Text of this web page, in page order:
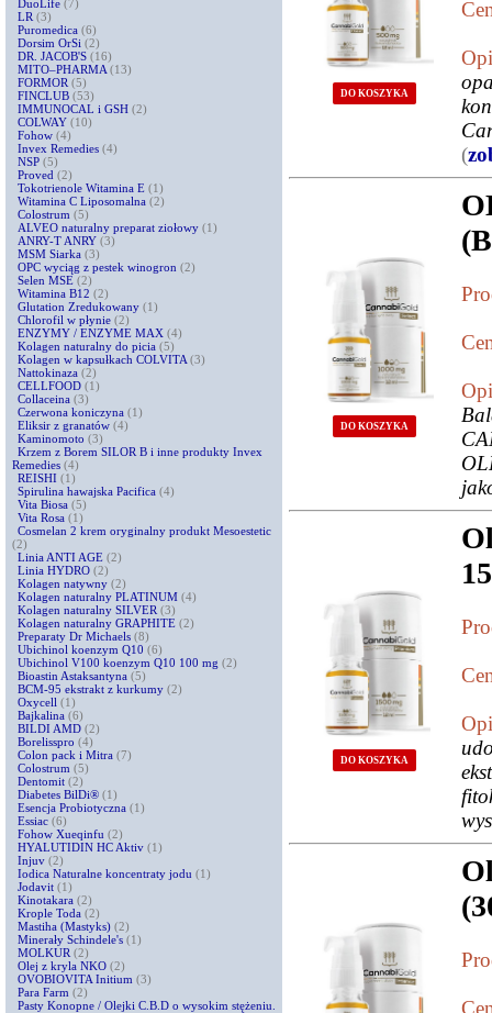
DuoLife (7)
LR (3)
Puromedica (6)
Dorsim OrSi (2)
DR. JACOB'S (16)
MITO–PHARMA (13)
FORMOR (5)
FINCLUB (53)
IMMUNOCAL i GSH (2)
COLWAY (10)
Fohow (4)
Invex Remedies (4)
NSP (5)
Proved (2)
Tokotrienole Witamina E (1)
Witamina C Liposomalna (2)
Colostrum (5)
ALVEO naturalny preparat ziołowy (1)
ANRY-T ANRY (3)
MSM Siarka (3)
OPC wyciąg z pestek winogron (2)
Selen MSE (2)
Witamina B12 (2)
Glutation Zredukowany (1)
Chlorofil w płynie (2)
ENZYMY / ENZYME MAX (4)
Kolagen naturalny do picia (5)
Kolagen w kapsułkach COLVITA (3)
Nattokinaza (2)
CELLFOOD (1)
Collaceina (3)
Czerwona koniczyna (1)
Eliksir z granatów (4)
Kaminomoto (3)
Krzem z Borem SILOR B i inne produkty Invex
Remedies (4)
REISHI (1)
Spirulina hawajska Pacifica (4)
Vita Biosa (5)
Vita Rosa (1)
Cosmelan 2 krem oryginalny produkt Mesoestetic
(2)
Linia ANTI AGE (2)
Linia HYDRO (2)
Kolagen natywny (2)
Kolagen naturalny PLATINUM (4)
Kolagen naturalny SILVER (3)
Kolagen naturalny GRAPHITE (2)
Preparaty Dr Michaels (8)
Ubichinol koenzym Q10 (6)
Ubichinol V100 koenzym Q10 100 mg (2)
Bioastin Astaksantyna (5)
BCM-95 ekstrakt z kurkumy (2)
Oxycell (1)
Bajkalina (6)
BILDI AMD (2)
Borelisspro (4)
Colon pack i Mitra (7)
Colostrum (5)
Dentomit (2)
Diabetes BilDi® (1)
Esencja Probiotyczna (1)
Essiac (6)
Fohow Xueqinfu (2)
HYALUTIDIN HC Aktiv (1)
Injuv (2)
Iodica Naturalne koncentraty jodu (1)
Jodavit (1)
Kinotakara (2)
Krople Toda (2)
Mastiha (Mastyks) (2)
Minerały Schindele's (1)
MOLKUR (2)
Olej z kryla NKO (2)
OVOBIOVITA Initium (3)
Para Farm (2)
Pasty Konopne / Olejki C.B.D o wysokim stężeniu.
DO KOSZYKA
(
DO KOSZYKA
DO KOSZYKA